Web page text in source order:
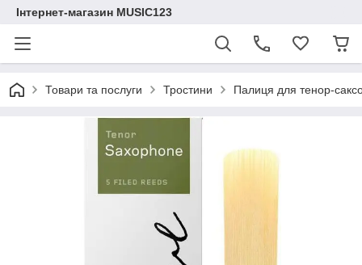
Інтернет-магазин MUSIC123
Товари та послуги Тростини Палиця для тенор-